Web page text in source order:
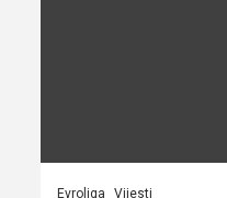
Evroliga Vijesti